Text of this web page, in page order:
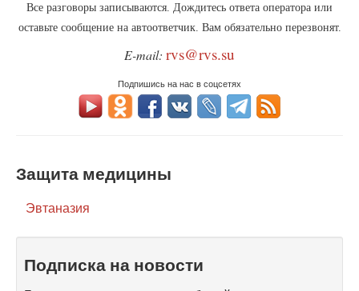
Все разговоры записываются. Дождитесь ответа оператора или
оставьте сообщение на автоответчик. Вам обязательно перезвонят.
E-mail: rvs@rvs.su
Подпишись на нас в соцсетях
Защита медицины
Эвтаназия
Подписка на новости